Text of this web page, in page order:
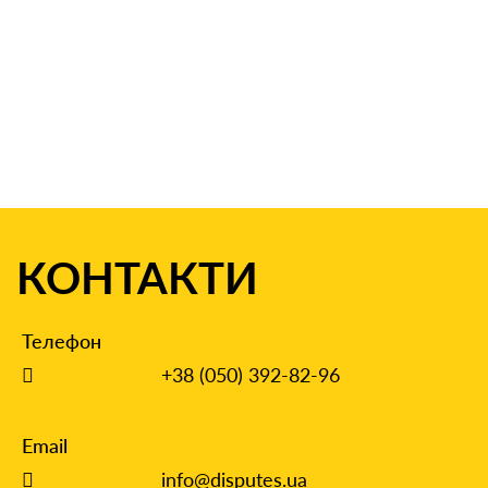
КОНТАКТИ
Телефон
+38 (050) 392-82-96
Email
info@disputes.ua